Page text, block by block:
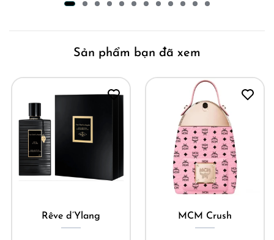
Sản phẩm bạn đã xem
Rêve d’Ylang MCM Crush